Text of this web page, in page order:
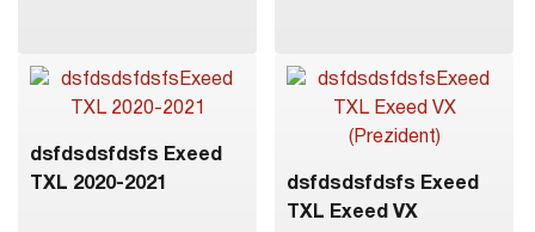
dsfdsdsfdsfs Exeed
TXL 2020-2021
dsfdsdsfdsfs Exeed
TXL Exeed VX